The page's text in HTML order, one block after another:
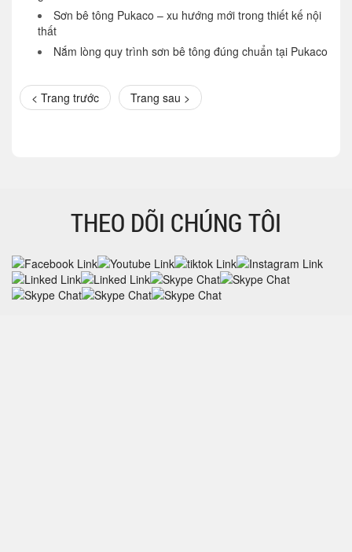
Sơn bê tông Pukaco – xu hướng mới trong thiết kế nội
thất
Nắm lòng quy trình sơn bê tông đúng chuẩn tại Pukaco
< Trang trước Trang sau >
THEO DÕI CHÚNG TÔI